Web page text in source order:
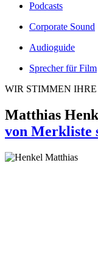
Podcasts
Corporate Sound
Audioguide
Sprecher für Film
WIR STIMMEN
Matthias
von Merkliste